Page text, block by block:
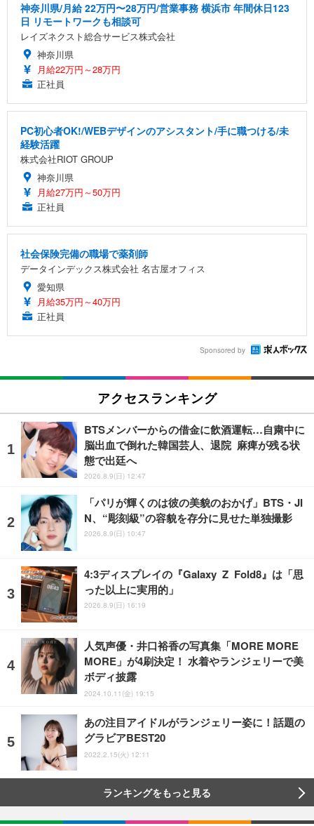
神奈川県/月給 22万円〜28万円/営業事務 横浜市 年間休日123
日 リモートワークも相談可
レイズネクスト総合サービス株式会社
神奈川県
月給22万円～28万円
正社員
PC初心者OK!/WEBデザインのアシスタント/手に職つける/未
経験活躍
株式会社RIOT GROUP
神奈川県
月給27万円～50万円
正社員
社会保険完備の職場で薬剤師
データインデックス株式会社 名古屋オフィス
愛知県
月給35万円～40万円
正社員
Sponsored by
アクセスランキング
BTSメンバーからの借金に飲酒運転…自粛中に
脳出血で倒れた韓国芸人、退院 麻痺が残る状
態で出廷へ
2026.8.9(日) 12:47
「パリが輝くのは彼の美貌のおかげ」BTS・JI
N、“彫刻級”の容貌を存分に見せた単独撮影
2026.8.9(日) 10:47
4:3ディスプレイの『Galaxy Z Fold8』は「思
った以上に実用的」
2026.8.9(日) 16:19
人気声優・井口裕香の写真集「MORE MORE
MORE」が4刷決定！ 水着やランジェリーで美
ボディ披露
2024.10.11(金) 19:15
あの注目アイドルがランジェリー姿に！話題の
グラビアBEST20
2022.2.15(火) 12:11
ランキングをもっと見る